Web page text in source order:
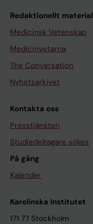
Redaktionellt material
Medicinsk Vetenskap
Medicinvetarna
The Conversation
Nyhetsarkivet
Kontakta oss
Presstjänsten
Studiedeltagare sökes
På gång
Kalender
Karolinska Institutet
171 77 Stockholm